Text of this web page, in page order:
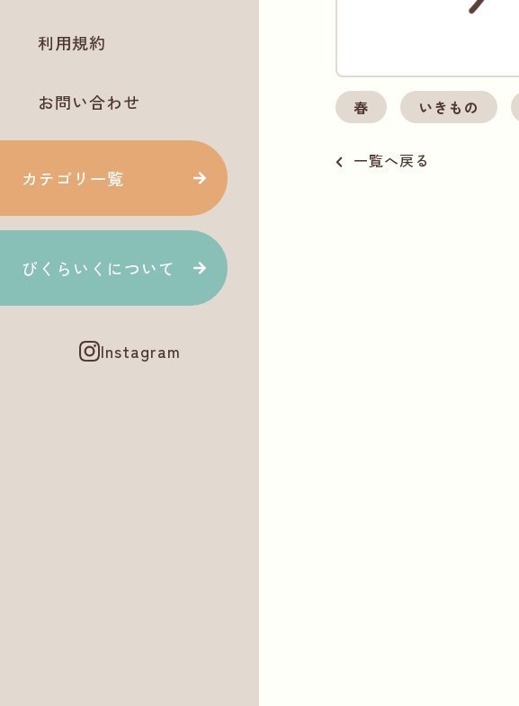
利用規約
お問い合わせ
カテゴリ一覧
ぴくらいくについて
Instagram
春 いきもの
一覧へ戻る